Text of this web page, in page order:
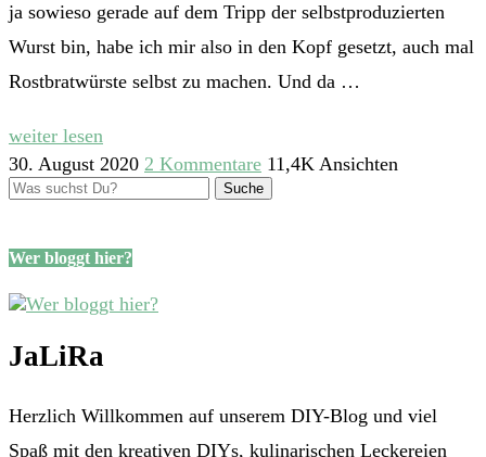
ja sowieso gerade auf dem Tripp der selbstproduzierten
Wurst bin, habe ich mir also in den Kopf gesetzt, auch mal
Rostbratwürste selbst zu machen. Und da …
weiter lesen
30. August 2020 2 Kommentare 11,4K Ansichten
Wer bloggt hier?
JaLiRa
Herzlich Willkommen auf unserem DIY-Blog und viel
Spaß mit den kreativen DIYs, kulinarischen Leckereien